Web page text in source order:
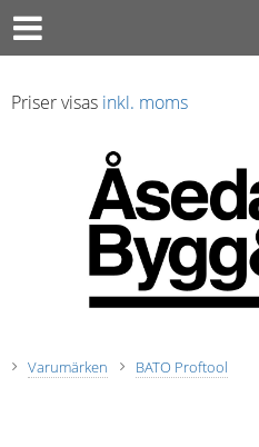
Priser visas inkl. moms
Varumärken BATO Proftool